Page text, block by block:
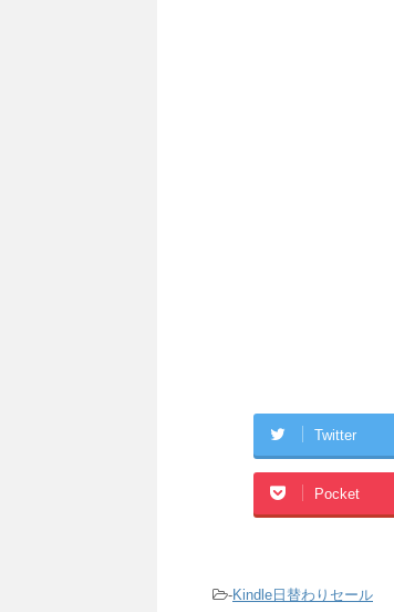
Twitter
Pocket
-Kindle日替わりセール